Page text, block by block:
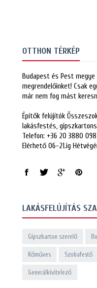
OTTHON TÉRKÉP
Budapest és Pest
megrendelőinket! Csak
már nem fog mást
Építők felújítók
lakásfestés,
Telefon: +36 20 3880 098
Elérhető 06-21.ig
LAKÁSFELÚJÍTÁS
Gipszkarton szerelő
Kőműves Szobafestő
Generálkivitelező